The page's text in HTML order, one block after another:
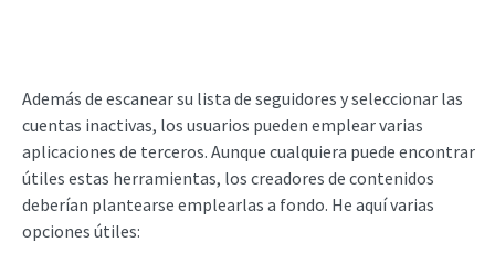
Además de escanear su lista de seguidores y seleccionar las
cuentas inactivas, los usuarios pueden emplear varias
aplicaciones de terceros. Aunque cualquiera puede encontrar
útiles estas herramientas, los creadores de contenidos
deberían plantearse emplearlas a fondo. He aquí varias
opciones útiles: